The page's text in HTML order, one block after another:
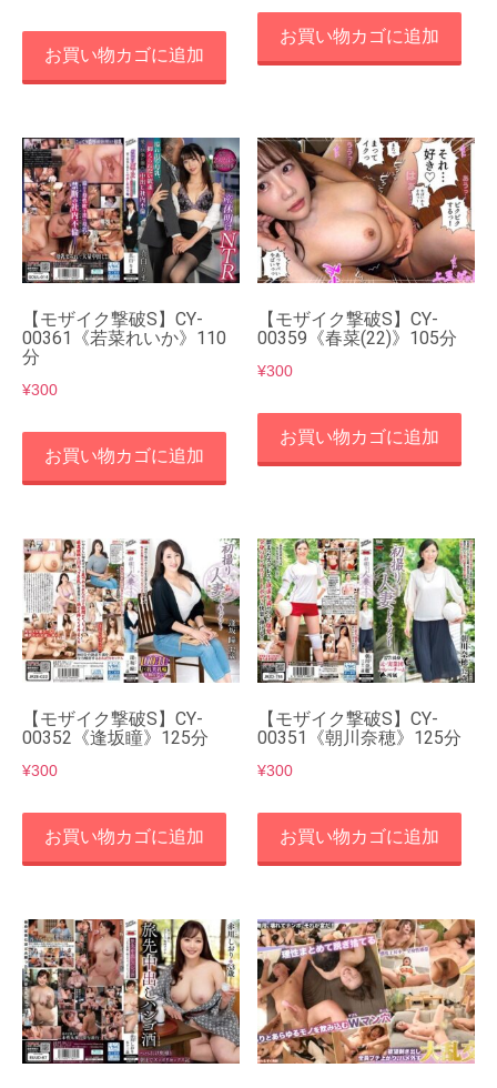
お買い物カゴに追加
お買い物カゴに追加
【モザイク撃破S】CY-
00361《若菜れいか》110
分
¥300
お買い物カゴに追加
【モザイク撃破S】CY-
00359《春菜(22)》105分
¥300
お買い物カゴに追加
【モザイク撃破S】CY-
00352《逢坂瞳》125分
¥300
お買い物カゴに追加
【モザイク撃破S】CY-
00351《朝川奈穂》125分
¥300
お買い物カゴに追加